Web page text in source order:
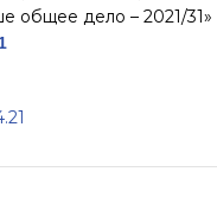
общее дело – 2021/31»